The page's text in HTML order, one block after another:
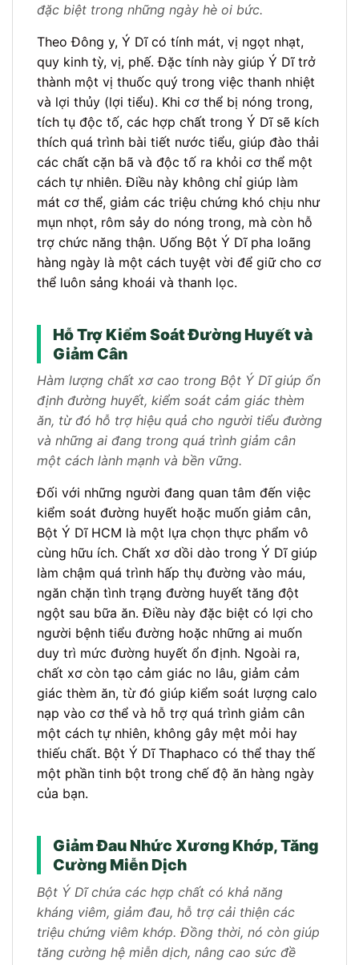
đặc biệt trong những ngày hè oi bức.
Theo Đông y, Ý Dĩ có tính mát, vị ngọt nhạt,
quy kinh tỳ, vị, phế. Đặc tính này giúp Ý Dĩ trở
thành một vị thuốc quý trong việc thanh nhiệt
và lợi thủy (lợi tiểu). Khi cơ thể bị nóng trong,
tích tụ độc tố, các hợp chất trong Ý Dĩ sẽ kích
thích quá trình bài tiết nước tiểu, giúp đào thải
các chất cặn bã và độc tố ra khỏi cơ thể một
cách tự nhiên. Điều này không chỉ giúp làm
mát cơ thể, giảm các triệu chứng khó chịu như
mụn nhọt, rôm sảy do nóng trong, mà còn hỗ
trợ chức năng thận. Uống Bột Ý Dĩ pha loãng
hàng ngày là một cách tuyệt vời để giữ cho cơ
thể luôn sảng khoái và thanh lọc.
Hỗ Trợ Kiểm Soát Đường Huyết và
Giảm Cân
Hàm lượng chất xơ cao trong Bột Ý Dĩ giúp ổn
định đường huyết, kiểm soát cảm giác thèm
ăn, từ đó hỗ trợ hiệu quả cho người tiểu đường
và những ai đang trong quá trình giảm cân
một cách lành mạnh và bền vững.
Đối với những người đang quan tâm đến việc
kiểm soát đường huyết hoặc muốn giảm cân,
Bột Ý Dĩ HCM là một lựa chọn thực phẩm vô
cùng hữu ích. Chất xơ dồi dào trong Ý Dĩ giúp
làm chậm quá trình hấp thụ đường vào máu,
ngăn chặn tình trạng đường huyết tăng đột
ngột sau bữa ăn. Điều này đặc biệt có lợi cho
người bệnh tiểu đường hoặc những ai muốn
duy trì mức đường huyết ổn định. Ngoài ra,
chất xơ còn tạo cảm giác no lâu, giảm cảm
giác thèm ăn, từ đó giúp kiểm soát lượng calo
nạp vào cơ thể và hỗ trợ quá trình giảm cân
một cách tự nhiên, không gây mệt mỏi hay
thiếu chất. Bột Ý Dĩ Thaphaco có thể thay thế
một phần tinh bột trong chế độ ăn hàng ngày
của bạn.
Giảm Đau Nhức Xương Khớp, Tăng
Cường Miễn Dịch
Bột Ý Dĩ chứa các hợp chất có khả năng
kháng viêm, giảm đau, hỗ trợ cải thiện các
triệu chứng viêm khớp. Đồng thời, nó còn giúp
tăng cường hệ miễn dịch, nâng cao sức đề